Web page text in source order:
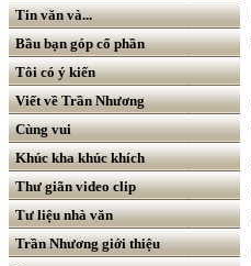
Tin văn và...
Bầu bạn góp cổ phần
Tôi có ý kiến
Viết về Trần Nhương
Cùng vui
Khúc kha khúc khích
Thư giãn video clip
Tư liệu nhà văn
Trần Nhương giới thiệu